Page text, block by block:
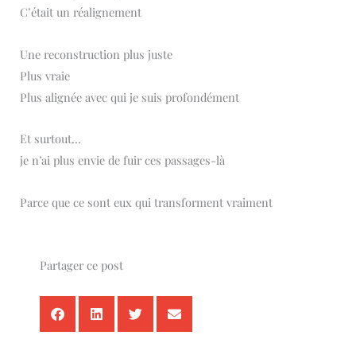
C’était un réalignement
Une reconstruction plus juste
Plus vraie
Plus alignée avec qui je suis profondément
Et surtout…
je n’ai plus envie de fuir ces passages-là
Parce que ce sont eux qui transforment vraiment
Partager ce post